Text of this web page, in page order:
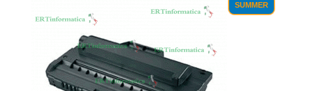
SUMMER